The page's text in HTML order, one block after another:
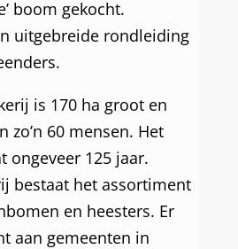
boom gekocht.
uitgebreide rondleiding
is 170 ha groot en
zo’n 60 mensen. Het
ongeveer 125 jaar.
bestaat het assortiment
en heesters. Er
aan gemeenten in